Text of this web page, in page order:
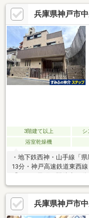
風良好■中央小学校徒歩4
3分、コンビニ徒歩2分、
り大変便利な立地スーパ
大きな物などの収納にも
ん。駅から徒歩5分の駅近
兵庫県神戸市
3階建て以上 シ
浴室乾燥機
・地下鉄西神・山手線「
13分・神戸高速鉄道東西
市バス停「諏訪山公園下
宮」駅 バス乗車10分（三
園下」② 徒歩2分（約130
126.25㎡■3LDK＋ウォー
兵庫県神戸市